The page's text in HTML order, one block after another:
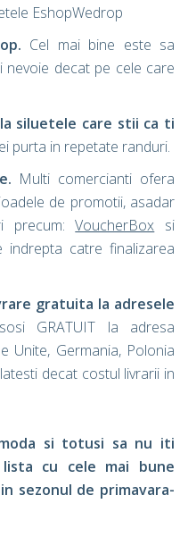
EshopWedrop
Cel mai bine este sa
decat pe cele care
siluetele care stii ca ti
purta in repetate randuri.
Multi comercianti ofera
de promotii, asadar
precum:VoucherBox si
catre finalizarea
gratuita la adresele
GRATUIT la adresa
Unite, Germania, Polonia
decat costul livrarii in
si totusi sa nu iti
cu cele mai bune
sezonul de primavara-